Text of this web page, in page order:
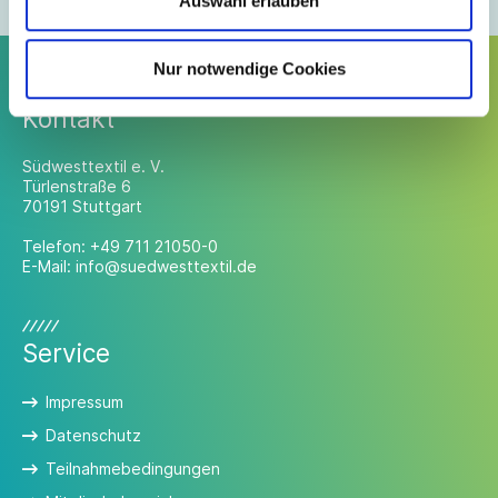
Nur notwendige Cookies
Kontakt
Südwesttextil e. V.
Türlenstraße 6
70191 Stuttgart
Telefon: +49 711 21050-0
E-Mail: info@suedwesttextil.de
Service
Impressum
Datenschutz
Teilnahmebedingungen